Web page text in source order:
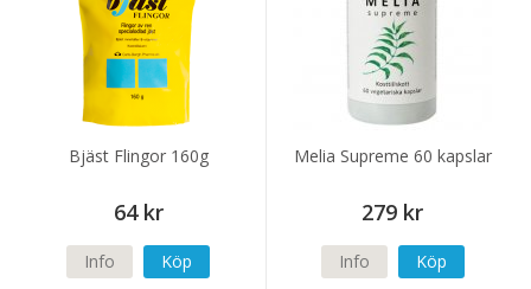
Bjäst Flingor 160g
64 kr
Info Köp
Melia Supreme 60 kapslar
279 kr
Info Köp